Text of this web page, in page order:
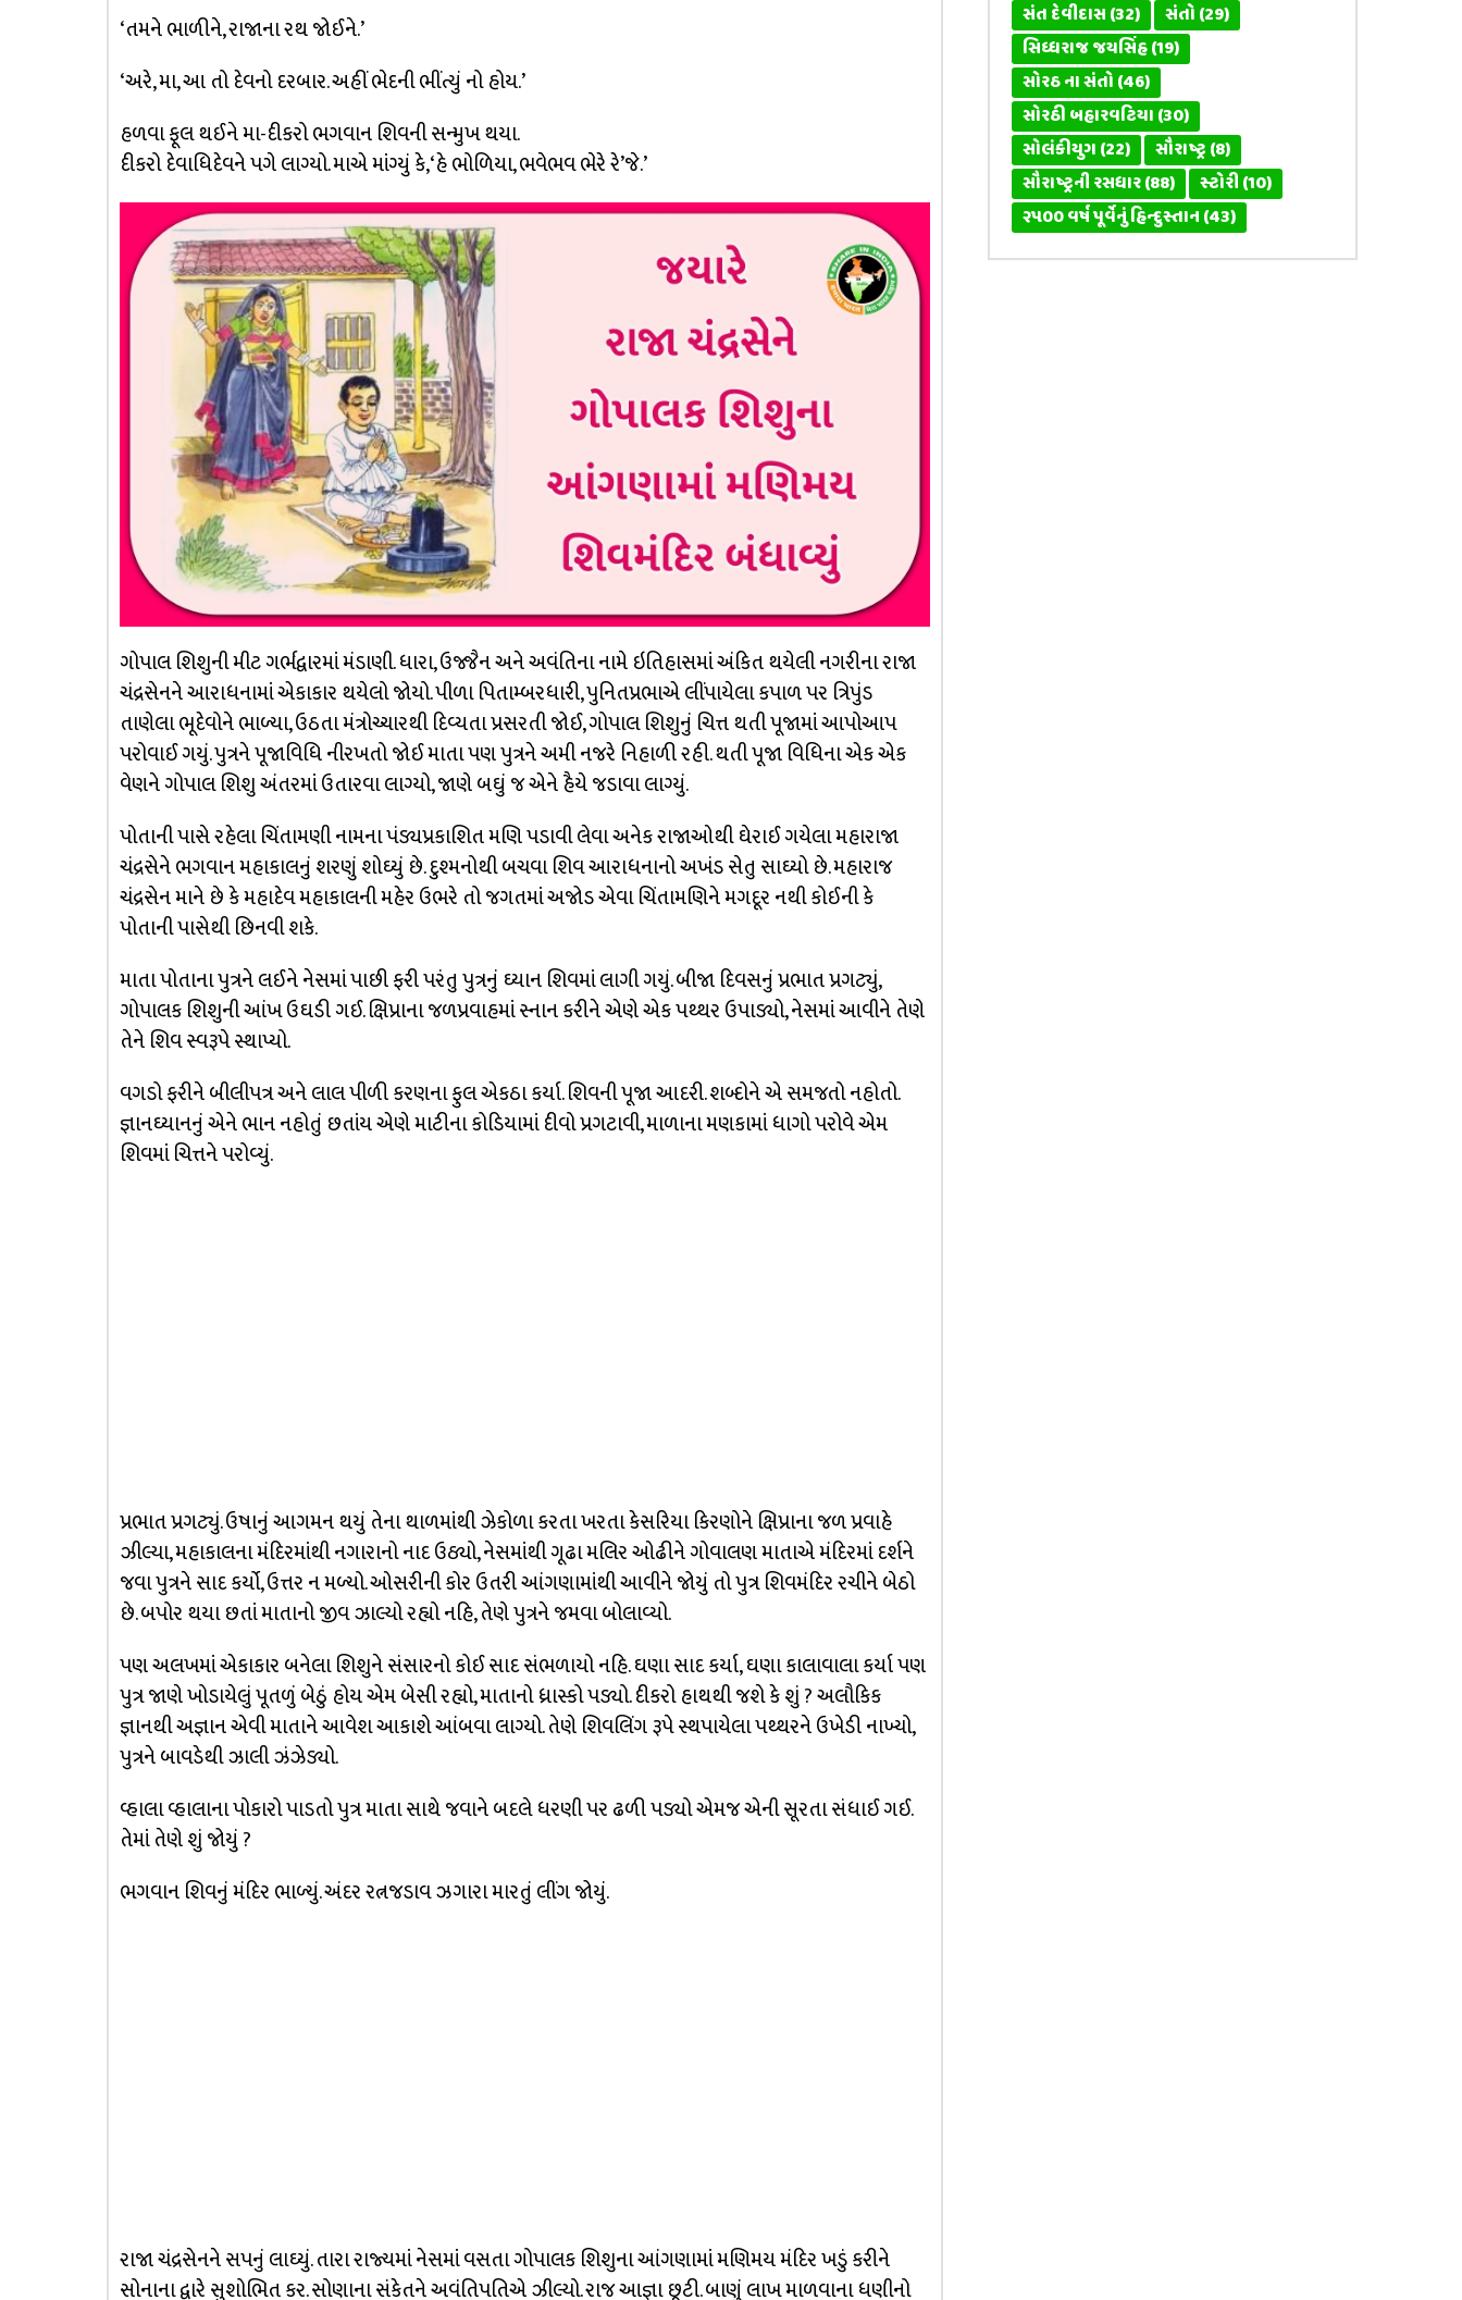
‘તમને ભાળીને, રાજાના રથ જોઈને.’
‘અરે, મા, આ તો દેવનો દરબાર. અહીં ભેદની ભીંત્યું નો હોય.’
હળવા ફૂલ થઈને મા-દીકરો ભગવાન શિવની સન્મુખ થયા.
દીકરો દેવાધિદેવને પગે લાગ્યો. માએ માંગ્યું કે, ‘હે ભોળિયા, ભવેભવ ભેરે રે’જે.’
ગોપાલ શિશુની મીટ ગર્ભદ્વારમાં મંડાણી. ધારા, ઉજ્જૈન અને અવંતિના નામે ઇતિહાસમાં અંકિત થયેલી નગરીના રાજા
ચંદ્રસેનને આરાધનામાં એકાકાર થયેલો જોયો. પીળા પિતામ્બરધારી, પુનિતપ્રભાએ લીંપાયેલા કપાળ પર ત્રિપુંડ
તાણેલા ભૂદેવોને ભાળ્યા, ઉઠતા મંત્રોચ્ચારથી દિવ્યતા પ્રસરતી જોઈ, ગોપાલ શિશુનું ચિત્ત થતી પૂજામાં આપોઆપ
પરોવાઈ ગયું. પુત્રને પૂજાવિધિ નીરખતો જોઈ માતા પણ પુત્રને અમી નજરે નિહાળી રહી. થતી પૂજા વિધિના એક એક
વેણને ગોપાલ શિશુ અંતરમાં ઉતારવા લાગ્યો, જાણે બઘું જ એને હૈયે જડાવા લાગ્યું.
પોતાની પાસે રહેલા ચિંતામણી નામના પંડ્યપ્રકાશિત મણિ પડાવી લેવા અનેક રાજાઓથી ઘેરાઈ ગયેલા મહારાજા
ચંદ્રસેને ભગવાન મહાકાલનું શરણું શોઘ્યું છે. દુશ્મનોથી બચવા શિવ આરાધનાનો અખંડ સેતુ સાઘ્યો છે. મહારાજ
ચંદ્રસેન માને છે કે મહાદેવ મહાકાલની મહેર ઉભરે તો જગતમાં અજોડ એવા ચિંતામણિને મગદૂર નથી કોઈની કે
પોતાની પાસેથી છિનવી શકે.
માતા પોતાના પુત્રને લઈને નેસમાં પાછી ફરી પરંતુ પુત્રનું ઘ્યાન શિવમાં લાગી ગયું. બીજા દિવસનું પ્રભાત પ્રગટ્યું,
ગોપાલક શિશુની આંખ ઉઘડી ગઈ. ક્ષિપ્રાના જળપ્રવાહમાં સ્નાન કરીને એણે એક પથ્થર ઉપાડ્યો, નેસમાં આવીને તેણે
તેને શિવ સ્વરૂપે સ્થાપ્યો.
વગડો ફરીને બીલીપત્ર અને લાલ પીળી કરણના ફુલ એકઠા કર્યા. શિવની પૂજા આદરી. શબ્દોને એ સમજતો નહોતો.
જ્ઞાનઘ્યાનનું એને ભાન નહોતું છતાંય એણે માટીના કોડિયામાં દીવો પ્રગટાવી, માળાના મણકામાં ધાગો પરોવે એમ
શિવમાં ચિત્તને પરોવ્યું.
પ્રભાત પ્રગટ્યું. ઉષાનું આગમન થયું તેના થાળમાંથી ઝેકોળા કરતા ખરતા કેસરિયા કિરણોને ક્ષિપ્રાના જળ પ્રવાહે
ઝીલ્યા, મહાકાલના મંદિરમાંથી નગારાનો નાદ ઉઠ્યો, નેસમાંથી ગૂઢા મલિર ઓઢીને ગોવાલણ માતાએ મંદિરમાં દર્શને
જવા પુત્રને સાદ કર્યો, ઉત્તર ન મળ્યો. ઓસરીની કોર ઉતરી આંગણામાંથી આવીને જોયું તો પુત્ર શિવમંદિર રચીને બેઠો
છે. બપોર થયા છતાં માતાનો જીવ ઝાલ્યો રહ્યો નહિ, તેણે પુત્રને જમવા બોલાવ્યો.
પણ અલખમાં એકાકાર બનેલા શિશુને સંસારનો કોઈ સાદ સંભળાયો નહિ. ઘણા સાદ કર્યા, ઘણા કાલાવાલા કર્યા પણ
પુત્ર જાણે ખોડાયેલું પૂતળું બેઠું હોય એમ બેસી રહ્યો, માતાનો ધ્રાસ્કો પડ્યો. દીકરો હાથથી જશે કે શું ? અલૌકિક
જ્ઞાનથી અજ્ઞાન એવી માતાને આવેશ આકાશે આંબવા લાગ્યો. તેણે શિવલિંગ રૂપે સ્થપાયેલા પથ્થરને ઉખેડી નાખ્યો,
પુત્રને બાવડેથી ઝાલી ઝંઝેડ્યો.
વ્હાલા વ્હાલાના પોકારો પાડતો પુત્ર માતા સાથે જવાને બદલે ધરણી પર ઢળી પડ્યો એમજ એની સૂરતા સંધાઈ ગઈ.
તેમાં તેણે શું જોયું ?
ભગવાન શિવનું મંદિર ભાળ્યું. અંદર રત્નજડાવ ઝગારા મારતું લીંગ જોયું.
રાજા ચંદ્રસેનને સપનું લાઘ્યું. તારા રાજ્યમાં નેસમાં વસતા ગોપાલક શિશુના આંગણામાં મણિમય મંદિર ખડું કરીને
સોનાના દ્વારે સુશોભિત કર. સોણાના સંકેતને અવંતિપતિએ ઝીલ્યો. રાજ આજ્ઞા છૂટી. બાણું લાખ માળવાના ધણીનો
સંત દેવીદાસ(32) સંતો(29)
સિધ્ધરાજ જયસિંહ(19)
સોરઠ ના સંતો(46)
સોરઠી બહારવટિયા(30)
સોલંકીયુગ(22) સૌરાષ્ટ્ર(8)
સૌરાષ્ટ્રની રસધાર(88) સ્ટોરી(10)
૨૫૦૦ વર્ષ પૂર્વેનું હિન્દુસ્તાન(43)